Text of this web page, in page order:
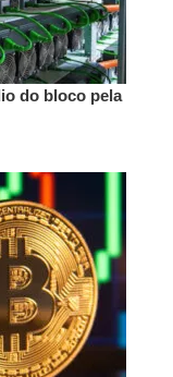
do bloco pela